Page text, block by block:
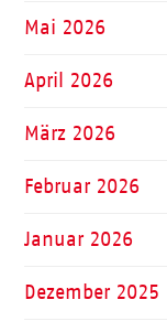
Mai 2026
April 2026
März 2026
Februar 2026
Januar 2026
Dezember 2025